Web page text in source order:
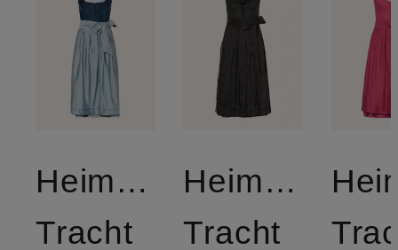
Heimatglück
Tracht
Heimatglück
Tracht